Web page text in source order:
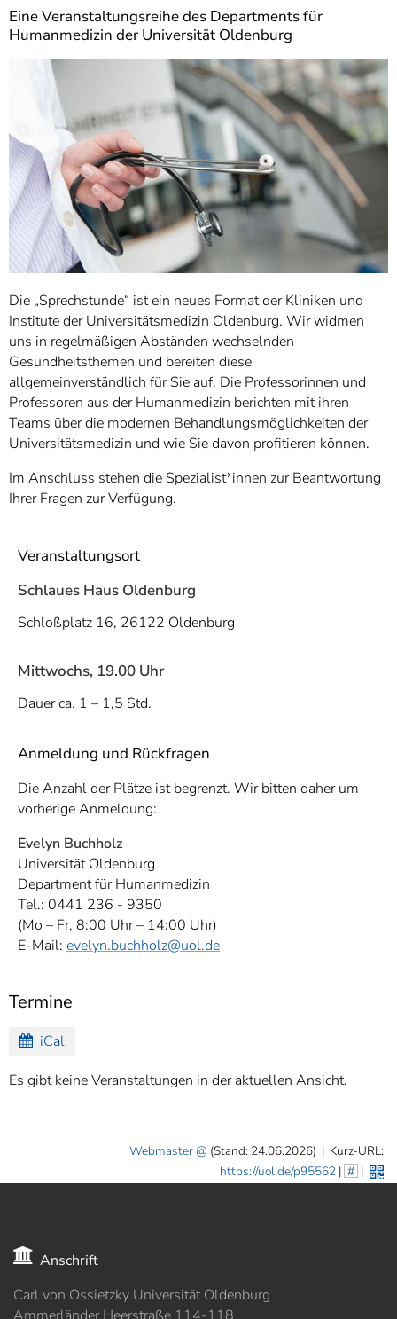
Informationen zur
Barrierefreiheit
Eine Veranstaltungsreihe des Departments für
Humanmedizin der Universität Oldenburg
Die „Sprechstunde“ ist ein neues Format der Kliniken und
Institute der Universitätsmedizin Oldenburg. Wir widmen
uns in regelmäßigen Abständen wechselnden
Gesundheitsthemen und bereiten diese
allgemeinverständlich für Sie auf. Die Professorinnen und
Professoren aus der Humanmedizin berichten mit ihren
Teams über die modernen Behandlungsmöglichkeiten der
Universitätsmedizin und wie Sie davon profitieren können.
Im Anschluss stehen die Spezialist*innen zur Beantwortung
Ihrer Fragen zur Verfügung.
Veranstaltungsort
Schlaues Haus Oldenburg
Schloßplatz 16, 26122 Oldenburg
Mittwochs, 19.00 Uhr
Dauer ca. 1 – 1,5 Std.
Anmeldung und Rückfragen
Die Anzahl der Plätze ist begrenzt. Wir bitten daher um
vorherige Anmeldung:
Evelyn Buchholz
Universität Oldenburg
Department für Humanmedizin
Tel.: 0441 236 - 9350
(Mo – Fr, 8:00 Uhr – 14:00 Uhr)
E-Mail: evelyn.buchholz@uol.de
Termine
iCal
Es gibt keine Veranstaltungen in der aktuellen Ansicht.
Webmaster (Stand: 24.06.2026) | Kurz-URL:
https://uol.de/p95562| # |
Anschrift
Carl von Ossietzky Universität Oldenburg